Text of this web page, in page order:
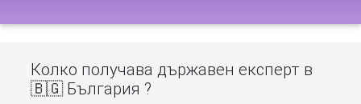
Колко получава държавен експерт в
🇧🇬 България ?